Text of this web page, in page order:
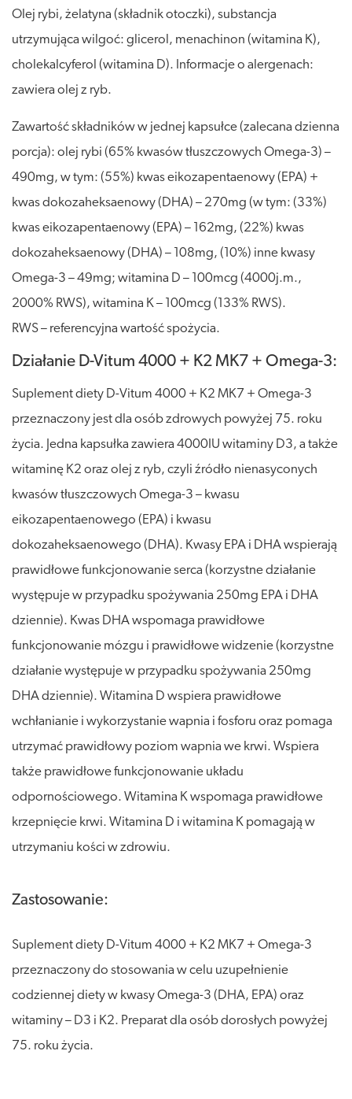
Olej rybi, żelatyna (składnik otoczki), substancja
utrzymująca wilgoć: glicerol, menachinon (witamina K),
cholekalcyferol (witamina D). Informacje o alergenach:
zawiera olej z ryb.
Zawartość składników w jednej kapsułce (zalecana dzienna
porcja): olej rybi (65% kwasów tłuszczowych Omega-3) –
490mg, w tym: (55%) kwas eikozapentaenowy (EPA) +
kwas dokozaheksaenowy (DHA) – 270mg (w tym: (33%)
kwas eikozapentaenowy (EPA) – 162mg, (22%) kwas
dokozaheksaenowy (DHA) – 108mg, (10%) inne kwasy
Omega-3 – 49mg; witamina D – 100mcg (4000j.m.,
2000% RWS), witamina K – 100mcg (133% RWS).
RWS – referencyjna wartość spożycia.
Działanie D-Vitum 4000 + K2 MK7 + Omega-3:
Suplement diety D-Vitum 4000 + K2 MK7 + Omega-3
przeznaczony jest dla osób zdrowych powyżej 75. roku
życia. Jedna kapsułka zawiera 4000IU witaminy D3, a także
witaminę K2 oraz olej z ryb, czyli źródło nienasyconych
kwasów tłuszczowych Omega-3 – kwasu
eikozapentaenowego (EPA) i kwasu
dokozaheksaenowego (DHA). Kwasy EPA i DHA wspierają
prawidłowe funkcjonowanie serca (korzystne działanie
występuje w przypadku spożywania 250mg EPA i DHA
dziennie). Kwas DHA wspomaga prawidłowe
funkcjonowanie mózgu i prawidłowe widzenie (korzystne
działanie występuje w przypadku spożywania 250mg
DHA dziennie). Witamina D wspiera prawidłowe
wchłanianie i wykorzystanie wapnia i fosforu oraz pomaga
utrzymać prawidłowy poziom wapnia we krwi. Wspiera
także prawidłowe funkcjonowanie układu
odpornościowego. Witamina K wspomaga prawidłowe
krzepnięcie krwi. Witamina D i witamina K pomagają w
utrzymaniu kości w zdrowiu.
Zastosowanie:
Suplement diety D-Vitum 4000 + K2 MK7 + Omega-3
przeznaczony do stosowania w celu uzupełnienie
codziennej diety w kwasy Omega-3 (DHA, EPA) oraz
witaminy – D3 i K2. Preparat dla osób dorosłych powyżej
75. roku życia.